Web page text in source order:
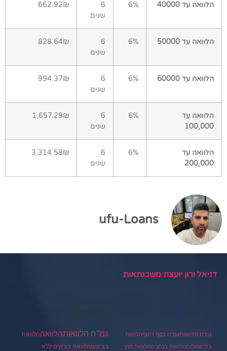
הלוואה עד 40000 6%
6
שנים
662.92₪
הלוואה עד 50000 6%
6
שנים
828.64₪
הלוואה עד 60000 6%
6
שנים
994.37₪
הלוואה עד
100,000
6%
6
שנים
1,657.29₪
הלוואה עד
200,000
6%
6
שנים
3,314.58₪
ufu-Loans
דניאל ורון יועצת משכנתאות
תגיות
גמ"ח הלוואותגמ"ח כסף דחוףהלוואה
בלי שאלותהלוואה בנתניההלוואה חוץ
קטגוריות
גמ"ח הלוואותהלוואההלוואה
בצ'קיםהלוואה בצ'קים ללא